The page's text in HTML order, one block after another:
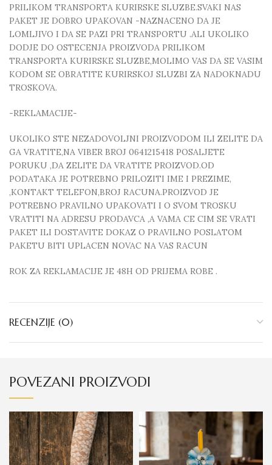
PRILIKOM TRANSPORTA KURIRSKE SLUZBE.SVAKI NAS
PAKET JE DOBRO UPAKOVAN -NAZNACENO DA JE
LOMLJIVO I DA SE PAZI PRI TRANSPORTU .ALI UKOLIKO
DODJE DO OSTECENJA PROIZVODA PRILIKOM
TRANSPORTA KURIRSKE SLUZBE,MOLIMO VAS DA SE VASIM
KODOM SE OBRATITE KURIRSKOJ SLUZBI ZA NADOKNADU
TROSKOVA.
-REKLAMACIJE-
UKOLIKO STE NEZADOVOLJNI PROIZVODOM ILI ZELITE DA
GA VRATITE,NA VIBER BROJ 0641215418 POSALJETE
PORUKU ,DA ZELITE DA VRATITE PROIZVOD.OD
PODATAKA JE POTREBNO PRILOZITI IME I PREZIME,
,KONTAKT TELEFON,BROJ RACUNA.PROIZVOD JE
POTREBNO PRAVILNO UPAKOVATI I O SVOM TROSKU
VRATITI NA ADRESU PRODAVCA ,A VAMA CE CIM SE VRATI
PAKET ILI DOSTAVITE DOKAZ O PRAVILNO POSLATOM
PAKETU BITI UPLACEN NOVAC NA VAS RACUN
ROK ZA REKLAMACIJE JE 48H OD PRIJEMA ROBE .
RECENZIJE (0)
POVEZANI PROIZVODI